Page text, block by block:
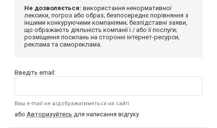
Не дозволяється: використання ненормативної
лексики, погроз або образ; безпосереднє порівняння з
іншими конкуруючими компаніями; безпідставні заяви,
що ображають діяльність компанії і / або її послуги;
розміщення посилань на сторонні інтернет-ресурси;
реклама та самореклама.
Введіть email:
Ваш e-mail не відображатиметься на сайті
або Авторизуйтесь для написання відгуку